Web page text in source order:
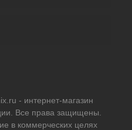
- интернет-магазин
Все права защищены.
в коммерческих целях